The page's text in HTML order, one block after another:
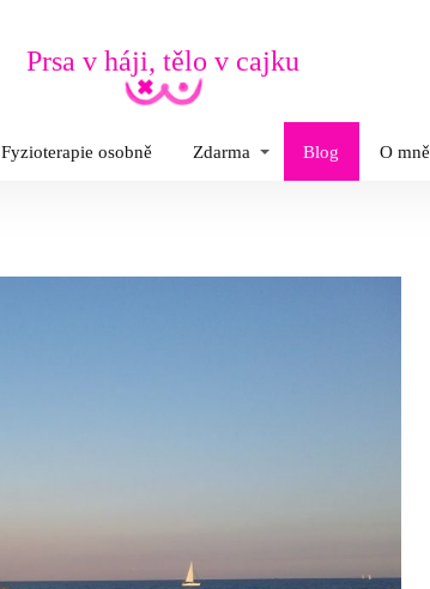
Prsa v háji, tělo v cajku
Fyzioterapie osobně Zdarma Blog O mně